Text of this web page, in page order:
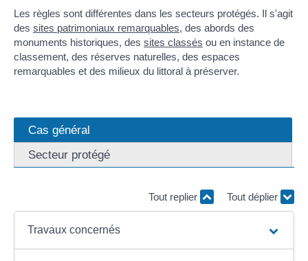
Les règles sont différentes dans les secteurs protégés. Il s'agit
des sites patrimoniaux remarquables, des abords des
monuments historiques, des sites classés ou en instance de
classement, des réserves naturelles, des espaces
remarquables et des milieux du littoral à préserver.
Cas général
Secteur protégé
Tout replier Tout déplier
Travaux concernés